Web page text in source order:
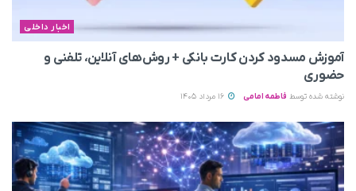
اخبار داخلی
آموزش مسدود کردن کارت بانکی + روش‌های آنلاین، تلفنی و
حضوری
نوشته شده توسط فاطمه امامی